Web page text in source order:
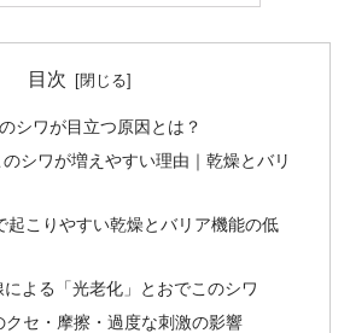
目次
シワが目立つ原因とは？
シワが増えやすい理由｜乾燥とバリ
起こりやすい乾燥とバリア機能の低
よる「光老化」とおでこのシワ
クセ・摩擦・過度な刺激の影響